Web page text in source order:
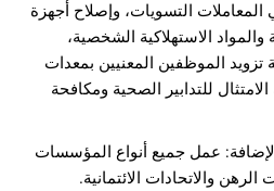
التسويات، وإصلاح أجهزة
والمواد الاستهلاكية الشخصية،
تزويد الموظفين المعنيين بمعدات
للتدابير الصحية ومكافحة
تمت الإضافة: عمل جميع أنواع المؤسسات
والاتحادات الائتمانية.